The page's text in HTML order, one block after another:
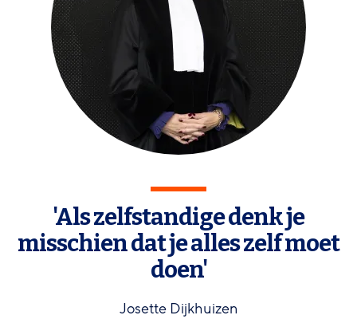
'Als zelfstandige denk je
misschien dat je alles zelf moet
doen'
Josette Dijkhuizen